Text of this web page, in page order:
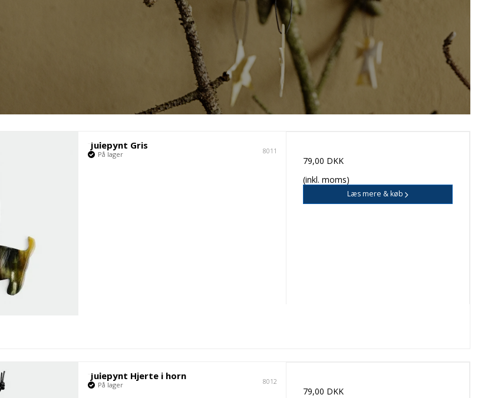
CAFE
Julepynt Gris 8011
På lager
79,00 DKK
(inkl. moms)
Læs mere & køb
Julepynt Hjerte i horn 8012
På lager
79,00 DKK